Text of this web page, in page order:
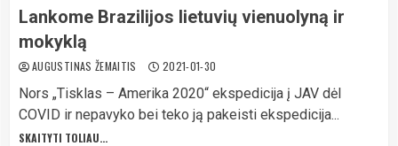
Lankome Brazilijos lietuvių vienuolyną ir
mokyklą
AUGUSTINAS ŽEMAITIS 2021-01-30
Nors „Tisklas – Amerika 2020“ ekspedicija į JAV dėl
COVID ir nepavyko bei teko ją pakeisti ekspedicija...
SKAITYTI TOLIAU...